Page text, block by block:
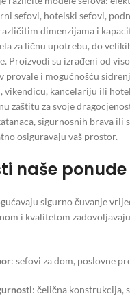
sefovi, hotelski sefovi,
dimenzijama i
za ličnu upotrebu, do
Proizvodi su izrađeni od
provale i mogućnošću
vikendicu, kancelariju ili
zaštitu za svoje
sigurnosnih brava ili
osiguravaju vaš prostor.
naše
sigurno čuvanje
i kvalitetom
: sefovi za dom, poslovne
: čelična konstrukcija,